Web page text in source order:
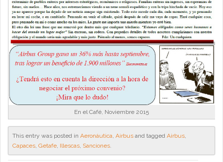
En el Café, Noviembre 2015
This entry was posted in Aeronáutica Airbus and tagged Airbus
Capaces Getafe Illescas Sanciones